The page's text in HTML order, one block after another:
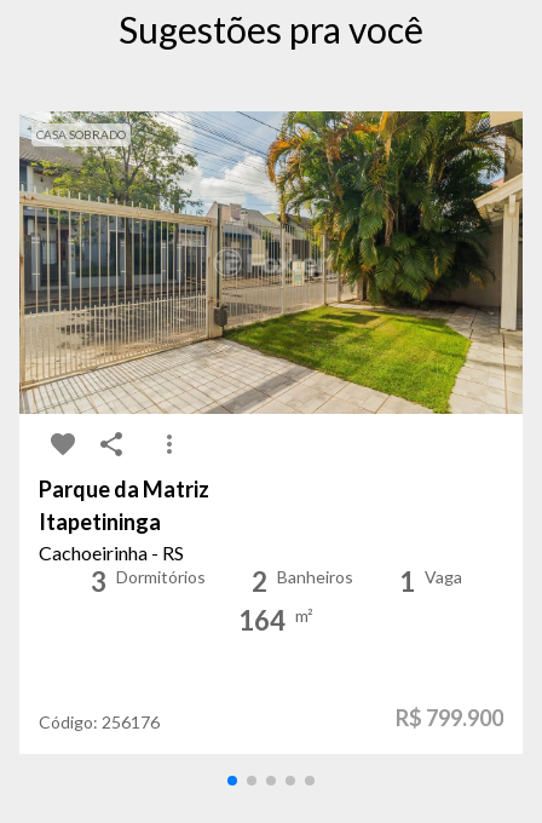
Sugestões pra você
CASA SOBRADO
Parque da Matriz
Itapetininga
Cachoeirinha - RS
3 Dormitórios 2 Banheiros 1 Vaga
164 m²
Código: 256176 R$ 799.900